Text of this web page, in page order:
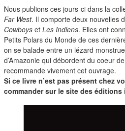
barbès
music
polaroid
famille
Nous publions ces jours-ci dans la
Far West. Il comporte deux nouvelles
Cowboys et Les Indiens. Elles ont
Petits Polars du Monde de ces
on se balade entre un lézard
d’Amazonie qui débordent du coeur
recommande vivement cet ouvrage.
Si ce livre n’est pas présent chez
commander sur le site des éditions